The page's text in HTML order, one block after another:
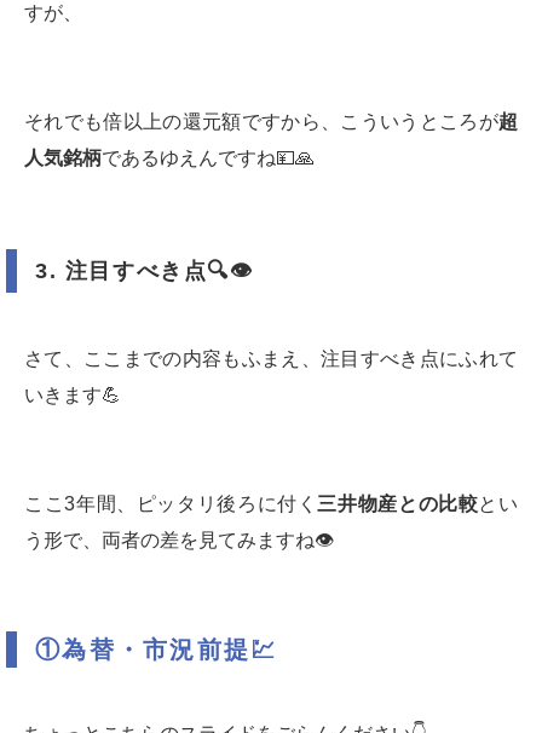
すが、
それでも倍以上の還元額ですから、こういうところが超
人気銘柄であるゆえんですね💴🙏
3. 注目すべき点🔍👁
さて、ここまでの内容もふまえ、注目すべき点にふれて
いきます💪
ここ3年間、ピッタリ後ろに付く 三井物産との比較とい
う形で、両者の差を見てみますね👁
①為替・市況前提💹